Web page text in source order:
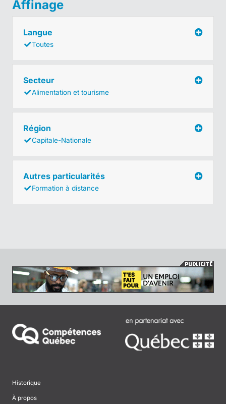
Affinage
Langue
Toutes
Secteur
Alimentation et tourisme
Région
Capitale-Nationale
Autres particularités
Formation à distance
Historique
À propos